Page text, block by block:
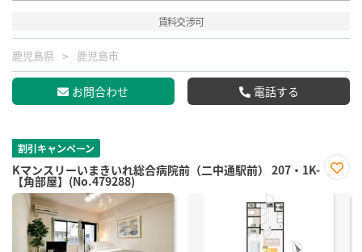
賃料交渉可
鹿児島県 鹿児島市
お問合わせ 電話する
割引キャンペーン
Kマンスリーいまきいれ総合病院前（二中通駅前） 207・1K-
【角部屋】(No.479288)
に入